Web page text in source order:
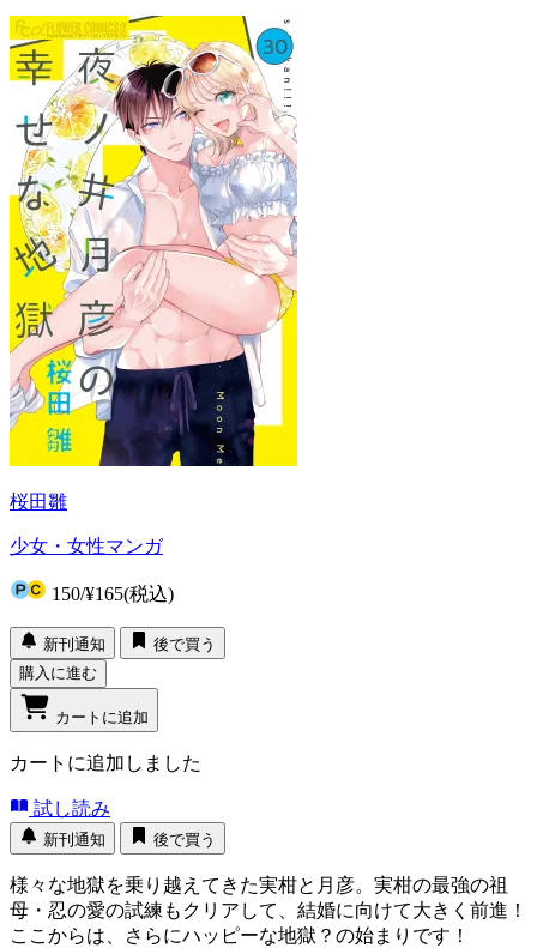
桜田雛
少女・女性マンガ
150/¥165(税込)
新刊通知
後で買う
購入に進む
カートに追加
カートに追加しました
試し読み
新刊通知 後で買う
様々な地獄を乗り越えてきた実柑と月彦。実柑の最強の祖
母・忍の愛の試練もクリアして、結婚に向けて大きく前進！
ここからは、さらにハッピーな地獄？の始まりです！